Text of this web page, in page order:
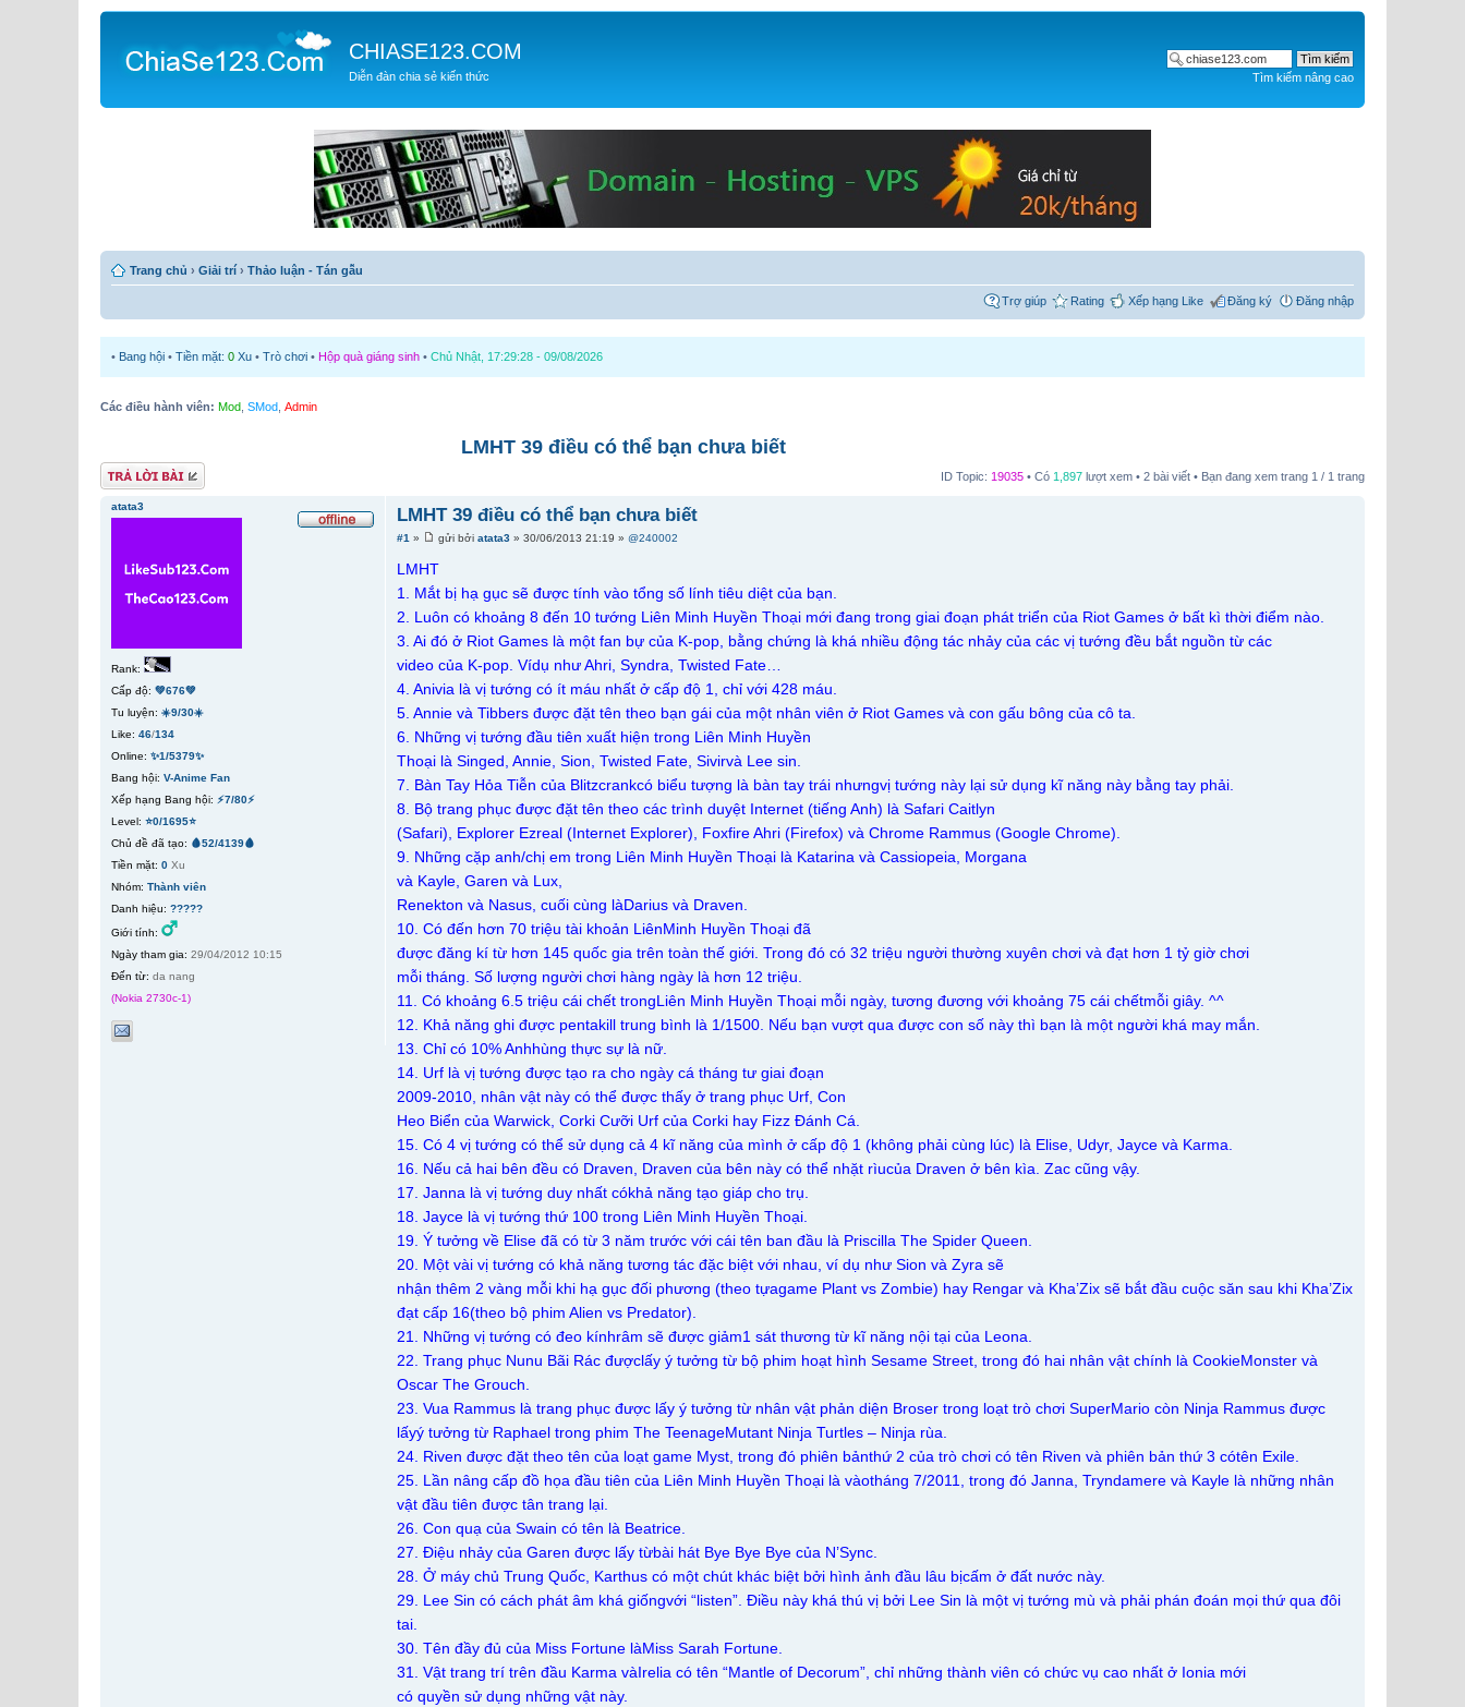
CHIASE123.COM
Diễn đàn chia sẻ kiến thức Tìm kiếm nâng cao
Trang chủ › Giải trí › Thảo luận - Tán gẫu
Trợ giúp Rating Xếp hạng Like Đăng ký Đăng nhập
• Bang hội • Tiền mặt: 0 Xu • Trò chơi • Hộp quà giáng sinh • Chủ Nhật, 17:29:28 - 09/08/2026
Các điều hành viên: Mod SMod Admin
LMHT 39 điều có thể bạn chưa biết
Gửi bài trả lời ID Topic: 19035 • Có 1,897 lượt xem • 2 bài viết • Bạn đang xem trang 1 / 1 trang
LMHT 39 điều có thể bạn chưa biết
#1 » gửi bởiatata3 » 30/06/2013 21:19 »@240002
LMHT
1. Mắt bị hạ gục sẽ được tính vào tổng số lính tiêu diệt của bạn.
2. Luôn có khoảng 8 đến 10 tướng Liên Minh Huyền Thoại mới đang trong giai đoạn phát triển của Riot Games ở bất kì thời điểm nào.
3. Ai đó ở Riot Games là một fan bự của K-pop, bằng chứng là khá nhiều động tác nhảy của các vị tướng đều bắt nguồn từ các
video của K-pop. Vídụ như Ahri, Syndra, Twisted Fate…
4. Anivia là vị tướng có ít máu nhất ở cấp độ 1, chỉ với 428 máu.
5. Annie và Tibbers được đặt tên theo bạn gái của một nhân viên ở Riot Games và con gấu bông của cô ta.
6. Những vị tướng đầu tiên xuất hiện trong Liên Minh Huyền
Thoại là Singed, Annie, Sion, Twisted Fate, Sivirvà Lee sin.
7. Bàn Tay Hỏa Tiễn của Blitzcrankcó biểu tượng là bàn tay trái nhưngvị tướng này lại sử dụng kĩ năng này bằng tay phải.
8. Bộ trang phục được đặt tên theo các trình duyệt Internet (tiếng Anh) là Safari Caitlyn
(Safari), Explorer Ezreal (Internet Explorer), Foxfire Ahri (Firefox) và Chrome Rammus (Google Chrome).
9. Những cặp anh/chị em trong Liên Minh Huyền Thoại là Katarina và Cassiopeia, Morgana
và Kayle, Garen và Lux,
Renekton và Nasus, cuối cùng làDarius và Draven.
10. Có đến hơn 70 triệu tài khoản LiênMinh Huyền Thoại đã
được đăng kí từ hơn 145 quốc gia trên toàn thế giới. Trong đó có 32 triệu người thường xuyên chơi và đạt hơn 1 tỷ giờ chơi
mỗi tháng. Số lượng người chơi hàng ngày là hơn 12 triệu.
11. Có khoảng 6.5 triệu cái chết trongLiên Minh Huyền Thoại mỗi ngày, tương đương với khoảng 75 cái chếtmỗi giây. ^^
12. Khả năng ghi được pentakill trung bình là 1/1500. Nếu bạn vượt qua được con số này thì bạn là một người khá may mắn.
13. Chỉ có 10% Anhhùng thực sự là nữ.
14. Urf là vị tướng được tạo ra cho ngày cá tháng tư giai đoạn
2009-2010, nhân vật này có thể được thấy ở trang phục Urf, Con
Heo Biển của Warwick, Corki Cưỡi Urf của Corki hay Fizz Đánh Cá.
15. Có 4 vị tướng có thể sử dụng cả 4 kĩ năng của mình ở cấp độ 1 (không phải cùng lúc) là Elise, Udyr, Jayce và Karma.
16. Nếu cả hai bên đều có Draven, Draven của bên này có thể nhặt rìucủa Draven ở bên kìa. Zac cũng vậy.
17. Janna là vị tướng duy nhất cókhả năng tạo giáp cho trụ.
18. Jayce là vị tướng thứ 100 trong Liên Minh Huyền Thoại.
19. Ý tưởng về Elise đã có từ 3 năm trước với cái tên ban đầu là Priscilla The Spider Queen.
20. Một vài vị tướng có khả năng tương tác đặc biệt với nhau, ví dụ như Sion và Zyra sẽ
nhận thêm 2 vàng mỗi khi hạ gục đối phương (theo tựagame Plant vs Zombie) hay Rengar và Kha’Zix sẽ bắt đầu cuộc săn sau khi Kha’Zix
đạt cấp 16(theo bộ phim Alien vs Predator).
21. Những vị tướng có đeo kínhrâm sẽ được giảm1 sát thương từ kĩ năng nội tại của Leona.
22. Trang phục Nunu Bãi Rác đượclấy ý tưởng từ bộ phim hoạt hình Sesame Street, trong đó hai nhân vật chính là CookieMonster và
Oscar The Grouch.
23. Vua Rammus là trang phục được lấy ý tưởng từ nhân vật phản diện Broser trong loạt trò chơi SuperMario còn Ninja Rammus được
lấyý tưởng từ Raphael trong phim The TeenageMutant Ninja Turtles – Ninja rùa.
24. Riven được đặt theo tên của loạt game Myst, trong đó phiên bảnthứ 2 của trò chơi có tên Riven và phiên bản thứ 3 cótên Exile.
25. Lần nâng cấp đồ họa đầu tiên của Liên Minh Huyền Thoại là vàotháng 7/2011, trong đó Janna, Tryndamere và Kayle là những nhân
vật đầu tiên được tân trang lại.
26. Con quạ của Swain có tên là Beatrice.
27. Điệu nhảy của Garen được lấy từbài hát Bye Bye Bye của N’Sync.
28. Ở máy chủ Trung Quốc, Karthus có một chút khác biệt bởi hình ảnh đầu lâu bịcấm ở đất nước này.
29. Lee Sin có cách phát âm khá giốngvới “listen”. Điều này khá thú vị bởi Lee Sin là một vị tướng mù và phải phán đoán mọi thứ qua đôi
tai.
30. Tên đầy đủ của Miss Fortune làMiss Sarah Fortune.
31. Vật trang trí trên đầu Karma vàIrelia có tên “Mantle of Decorum”, chỉ những thành viên có chức vụ cao nhất ở Ionia mới
có quyền sử dụng những vật này.
atata3
Rank:
Cấp độ: 💚676💚
Tu luyện: ☀️9/30☀️
Like: 46/134
Online: ✨1/5379✨
Bang hội: V-Anime Fan
Xếp hạng Bang hội: ⚡7/80⚡
Level: ⭐0/1695⭐
Chủ đề đã tạo: 🩸52/4139🩸
Tiền mặt: 0 Xu
Nhóm: Thành viên
Danh hiệu: ?????
Giới tính:
Ngày tham gia: 29/04/2012 10:15
Đến từ: da nang
(Nokia 2730c-1)